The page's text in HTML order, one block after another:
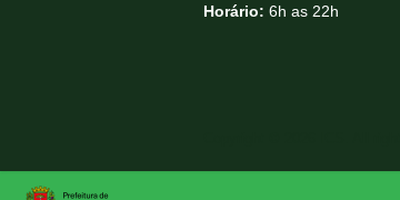
Horário: 6h as 22h